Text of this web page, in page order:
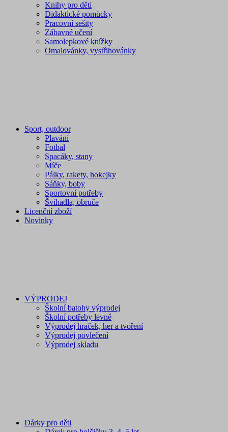
Knihy pro děti
Didaktické pomůcky
Pracovní sešity
Zábavné učení
Samolepkové knížky
Omalovánky, vystřihovánky
Sport, outdoor
Plavání
Fotbal
Spacáky, stany
Míče
Pálky, rakety, hokejky
Sáňky, boby
Sportovní potřeby
Švihadla, obruče
Licenční zboží
Novinky
VÝPRODEJ
Školní batohy výprodej
Školní potřeby levně
Výprodej hraček, her a tvoření
Výprodej povlečení
Výprodej skladu
Dárky pro děti